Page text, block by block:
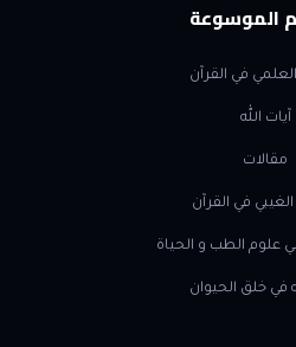
الموسوعة
العلمي في القرآن
آيات الله
مقالات
الغيبي في القرآن
علوم الطب و الحياة
في خلق الحيوان